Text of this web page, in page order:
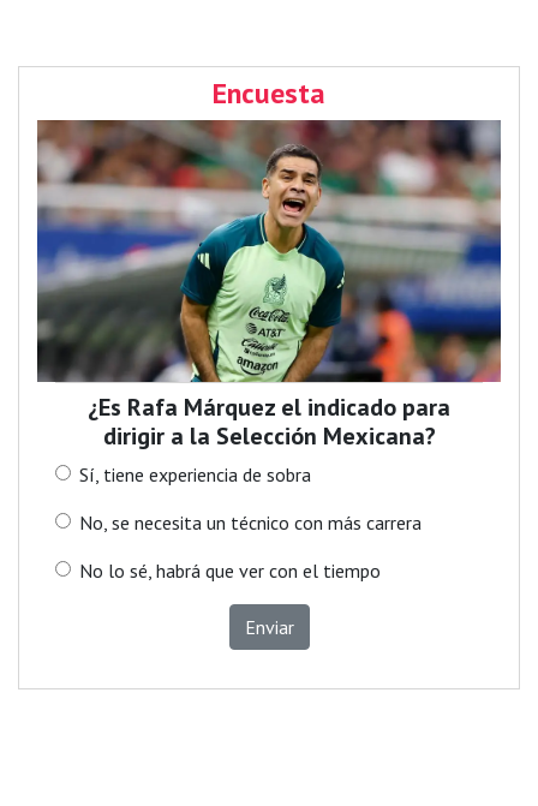
Encuesta
¿Es Rafa Márquez el indicado para
dirigir a la Selección Mexicana?
Sí, tiene experiencia de sobra
No, se necesita un técnico con más carrera
No lo sé, habrá que ver con el tiempo
Enviar